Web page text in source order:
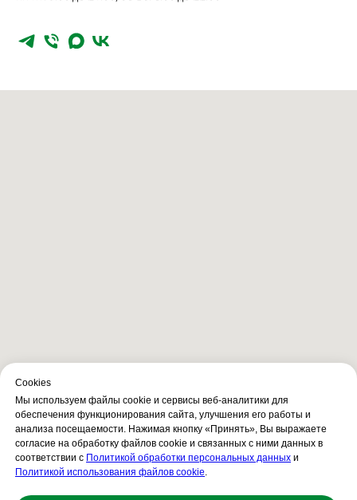
Сookies
Мы используем файлы cookie и сервисы веб-аналитики для
обеспечения функционирования сайта, улучшения его работы и
анализа посещаемости. Нажимая кнопку «Принять», Вы выражаете
согласие на обработку файлов cookie и связанных с ними данных в
соответствии с Политикой обработки персональных данных и
Политикой использования файлов cookie.